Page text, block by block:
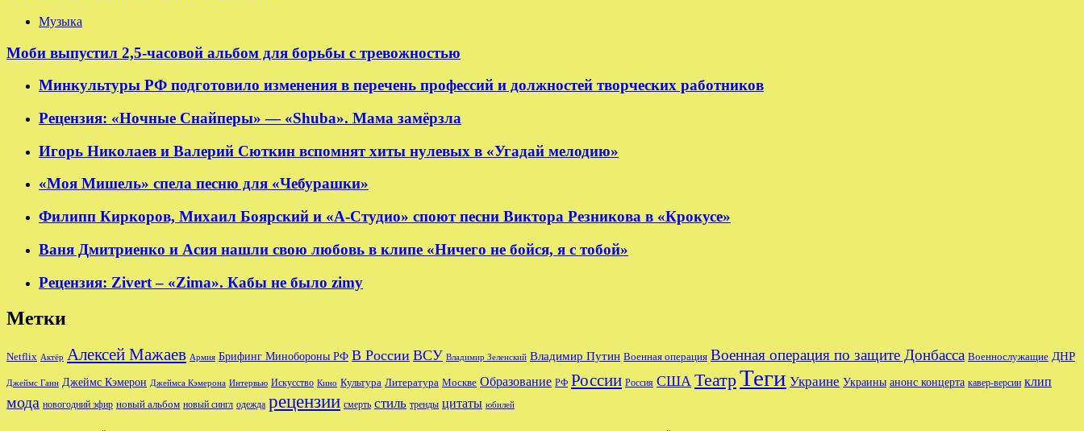
Музыка
Моби выпустил 2,5-часовой альбом для борьбы с тревожностью
Минкультуры РФ подготовило изменения в перечень профессий и должностей творческих работников
Рецензия: «Ночные Снайперы» — «Shuba». Мама замёрзла
Игорь Николаев и Валерий Сюткин вспомнят хиты нулевых в «Угадай мелодию»
«Моя Мишель» спела песню для «Чебурашки»
Филипп Киркоров, Михаил Боярский и «А-Студио» споют песни Виктора Резникова в «Крокусе»
Ваня Дмитриенко и Асия нашли свою любовь в клипе «Ничего не бойся, я с тобой»
Рецензия: Zivert – «Zima». Кабы не было zimy
Метки
Netflix Актёр Алексей Мажаев Армия Брифинг Минобороны РФ В России ВСУ Владимир Зеленский Владимир Путин Военная операция Военная операция по защите Донбасса Военнослужащие ДНР
Джеймс Ганн Джеймс Кэмерон Джеймса Кэмерона Интервью Искусство Кино Культура Литература Москве Образование РФ России Россия США ТеатрТеги Украине Украины анонс концерта кавер-версии клип
мода новогодний эфир новый альбом новый сингл одежда рецензии смерть стиль тренды цитаты юбилей